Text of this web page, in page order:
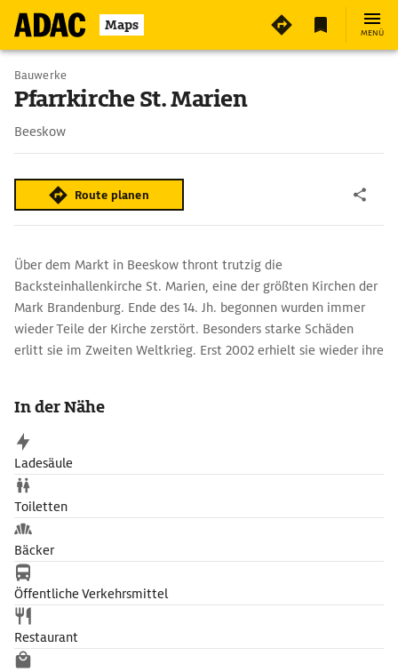
Maps MENÜ
Bauwerke
Pfarrkirche St. Marien
Beeskow
Route planen
Über dem Markt in Beeskow thront trutzig die
Backsteinhallenkirche St. Marien, eine der größten Kirchen der
Mark Brandenburg. Ende des 14. Jh. begonnen wurden immer
wieder Teile der Kirche zerstört. Besonders starke Schäden
erlitt sie im Zweiten Weltkrieg. Erst 2002 erhielt sie wieder ihre
Der Dicke Turm ist Teil der gut erhaltenen Stadtmauer.
In der Nähe
Ladesäule
Toiletten
Bäcker
Öffentliche Verkehrsmittel
Restaurant